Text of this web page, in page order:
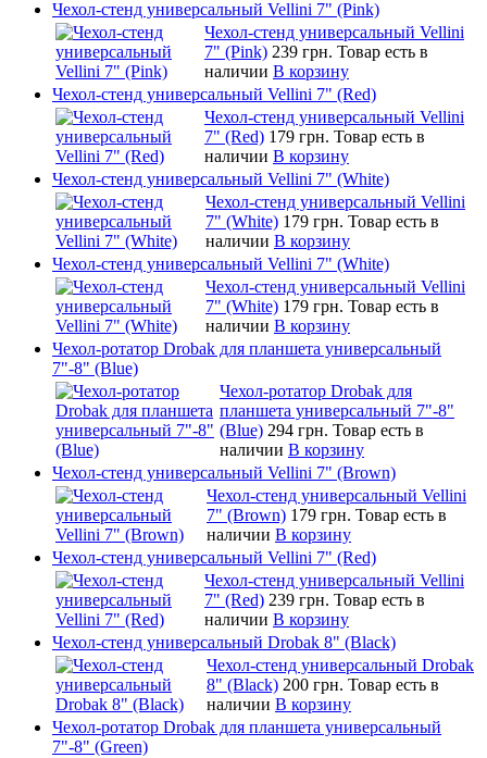
Чехол-стенд универсальный Vellini 7" (Pink)
Чехол-стенд универсальный Vellini
7" (Pink) 239 грн. Товар есть в
наличии В корзину
Чехол-стенд универсальный Vellini 7" (Red)
Чехол-стенд универсальный Vellini
7" (Red) 179 грн. Товар есть в
наличии В корзину
Чехол-стенд универсальный Vellini 7" (White)
Чехол-стенд универсальный Vellini
7" (White) 179 грн. Товар есть в
наличии В корзину
Чехол-стенд универсальный Vellini 7" (White)
Чехол-стенд универсальный Vellini
7" (White) 179 грн. Товар есть в
наличии В корзину
Чехол-ротатор Drobak для планшета универсальный
7"-8" (Blue)
Чехол-ротатор Drobak для
планшета универсальный 7"-8"
(Blue) 294 грн. Товар есть в
наличии В корзину
Чехол-стенд универсальный Vellini 7" (Brown)
Чехол-стенд универсальный Vellini
7" (Brown) 179 грн. Товар есть в
наличии В корзину
Чехол-стенд универсальный Vellini 7" (Red)
Чехол-стенд универсальный Vellini
7" (Red) 239 грн. Товар есть в
наличии В корзину
Чехол-стенд универсальный Drobak 8" (Black)
Чехол-стенд универсальный Drobak
8" (Black) 200 грн. Товар есть в
наличии В корзину
Чехол-ротатор Drobak для планшета универсальный
7"-8" (Green)